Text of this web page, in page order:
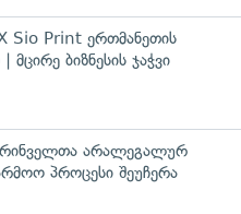
Sio Print ერთმანეთის
მცირე ბიზნესის ჯაჭვი
არალეგალურ
პროცესი შეუჩერა